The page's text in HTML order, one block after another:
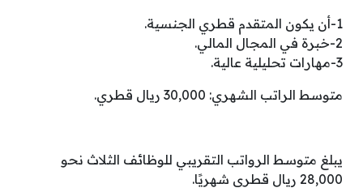
1-أن يكون المتقدم قطري الجنسية.
2-خبرة في المجال المالي.
3-مهارات تحليلية عالية.
متوسط الراتب الشهري: 30,000 ريال قطري.
يبلغ متوسط الرواتب التقريبي للوظائف الثلاث نحو
28,000 ريال قطري شهريًا.